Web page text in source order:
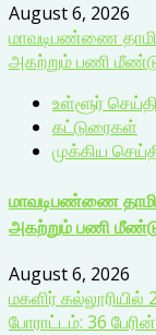
August 6, 2026
மாவடிபண்ணை
அகற்றும் பணி
உள்ளூர்
கட்டுரைகள்
முக்கிய
மாவடிபண்ணை
அகற்றும் பணி
August 6, 2026
மகளிர் கல்லூரியில்
போராட்டம்: 36